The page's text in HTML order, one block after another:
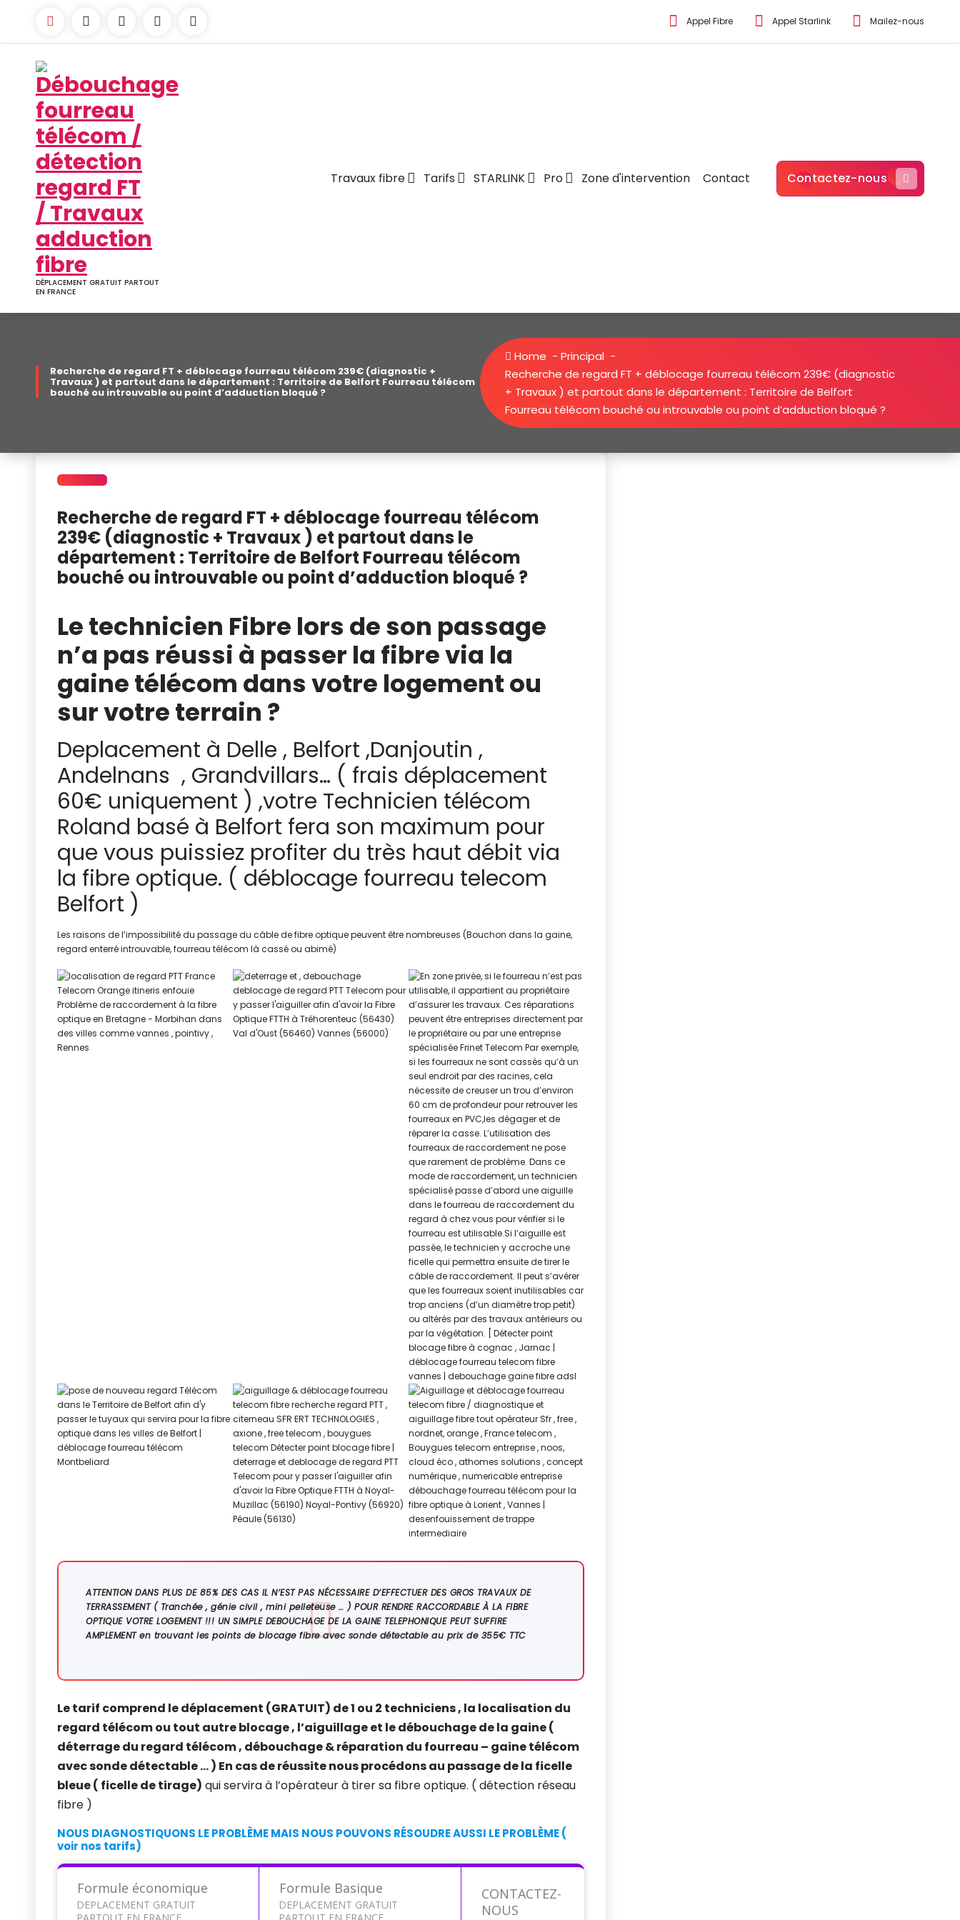
Appel Fibre Appel Starlink Mailez-nous
DÉPLACEMENT GRATUIT PARTOUT
EN FRANCE
Travaux fibre Tarifs STARLINK Pro Zone d'intervention Contact Contactez-nous
Recherche de regard FT + déblocage fourreau télécom 239€ (diagnostic +
Travaux ) et partout dans le département : Territoire de Belfort Fourreau télécom
bouché ou introuvable ou point d’adduction bloqué ?
Home - Principal -
Recherche de regard FT + déblocage fourreau télécom 239€ (diagnostic
+ Travaux ) et partout dans le département : Territoire de Belfort
Fourreau télécom bouché ou introuvable ou point d’adduction bloqué ?
Recherche de regard FT + déblocage fourreau télécom
239€ (diagnostic + Travaux ) et partout dans le
département : Territoire de Belfort Fourreau télécom
bouché ou introuvable ou point d’adduction bloqué ?
Le technicien Fibre lors de son passage
n’a pas réussi à passer la fibre via la
gaine télécom dans votre logement ou
sur votre terrain ?
Deplacement à Delle , Belfort ,Danjoutin ,
Andelnans , Grandvillars… ( frais déplacement
60€ uniquement ) ,votre Technicien télécom
Roland basé à Belfort fera son maximum pour
que vous puissiez profiter du très haut débit via
la fibre optique. ( déblocage fourreau telecom
Belfort )
Les raisons de l’impossibilité du passage du câble de fibre optique peuvent être nombreuses (Bouchon dans la gaine,
regard enterré introuvable, fourreau télécom là cassé ou abimé)
ATTENTION DANS PLUS DE 85% DES CAS IL N’EST PAS NÉCESSAIRE D’EFFECTUER DES GROS TRAVAUX DE
TERRASSEMENT ( Tranchée , génie civil , mini pelleteuse … ) POUR RENDRE RACCORDABLE À LA FIBRE
OPTIQUE VOTRE LOGEMENT !!! UN SIMPLE DEBOUCHAGE DE LA GAINE TELEPHONIQUE PEUT SUFFIRE
AMPLEMENT en trouvant les points de blocage fibre avec sonde détectable au prix de 355€ TTC
Le tarif comprend le déplacement (GRATUIT) de 1 ou 2 techniciens , la localisation du
regard télécom ou tout autre blocage , l’aiguillage et le débouchage de la gaine (
déterrage du regard télécom , débouchage & réparation du fourreau – gaine télécom
avec sonde détectable … ) En cas de réussite nous procédons au passage de la ficelle
bleue ( ficelle de tirage) qui servira à l’opérateur à tirer sa fibre optique. ( détection réseau
fibre )
NOUS DIAGNOSTIQUONS LE PROBLÈME MAIS NOUS POUVONS RÉSOUDRE AUSSI LE PROBLÈME (
voir nos tarifs)
Formule économique
DEPLACEMENT GRATUIT
Formule Basique
DEPLACEMENT GRATUIT
CONTACTEZ-
NOUS